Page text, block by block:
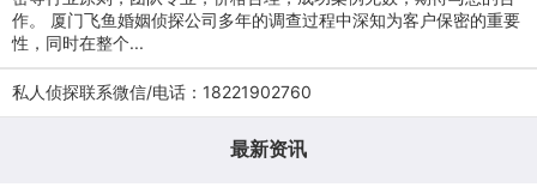
作。 厦门飞鱼婚姻侦探公司多年的调查过程中深知为客户保密的重要
性，同时在整个...
私人侦探联系微信/电话：18221902760
最新资讯